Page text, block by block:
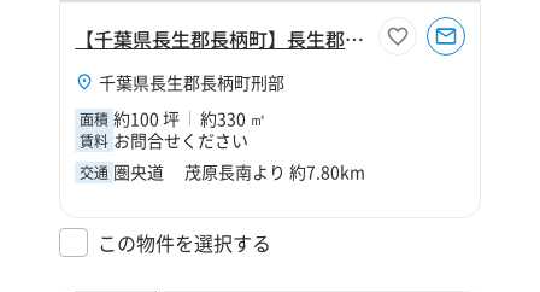
【千葉県長生郡長柄町】長生郡長柄町刑部100坪倉庫
千葉県長生郡長柄町刑部
面積 約100 坪 約330 ㎡
賃料 お問合せください
交通 圏央道 茂原長南より 約7.80km
この物件を選択する